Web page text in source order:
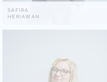
SAFIRA
HERIAWAN